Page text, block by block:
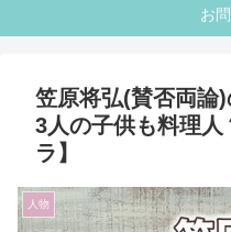
お
笠原将弘(賛否両論)
3人の子供も料理
ラ】
人物